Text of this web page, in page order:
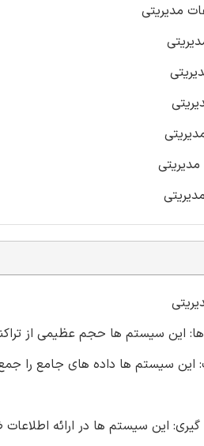
مدیریتی
این سیستم ها حجم عظیمی از
این سیستم ها داده های جامع را
این سیستم ها در ارائه